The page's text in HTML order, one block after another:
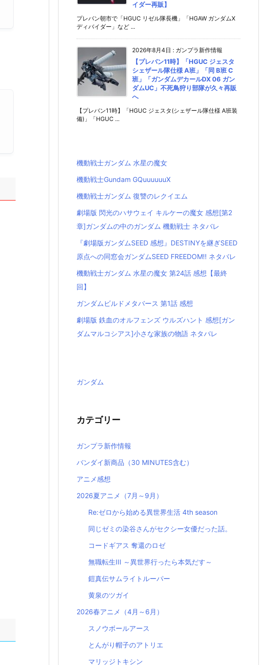
イダー再販】
プレバン朝市で「HGUC リゼル隊長機」「HGAW ガンダムX
ディバイダー」など ...
2026年8月4日 : ガンプラ新作情報
【プレバン11時】「HGUC ジェスタ
シェザール隊仕様 A班」「同 B班 C
班」「ガンダムデカールDX 06 ガン
ダムUC」不死鳥狩り部隊が久々再販
へ
【プレバン11時】「HGUC ジェスタ(シェザール隊仕様 A班装
備)」「HGUC ...
機動戦士ガンダム 水星の魔女
機動戦士Gundam GQuuuuuuX
機動戦士ガンダム 復讐のレクイエム
劇場版 閃光のハサウェイ キルケーの魔女 感想[第2
章]ガンダムの中のガンダム 機動戦士 ネタバレ
『劇場版ガンダムSEED 感想』DESTINYを継ぎSEED
原点への同窓会ガンダムSEED FREEDOM!! ネタバレ
機動戦士ガンダム 水星の魔女 第24話 感想【最終
回】
ガンダムビルドメタバース 第1話 感想
劇場版 鉄血のオルフェンズ ウルズハント 感想[ガン
ダムマルコシアス]小さな家族の物語 ネタバレ
ガンダム
カテゴリー
ガンプラ新作情報
バンダイ新商品（30 MINUTES含む）
アニメ感想
2026夏アニメ（7月～9月）
Re:ゼロから始める異世界生活 4th season
同じゼミの染谷さんがセクシー女優だった話。
コードギアス 奪還のロゼ
無職転生III ～異世界行ったら本気だす～
鎧真伝サムライトルーパー
黄泉のツガイ
2026春アニメ（4月～6月）
スノウボールアース
とんがり帽子のアトリエ
マリッジトキシン